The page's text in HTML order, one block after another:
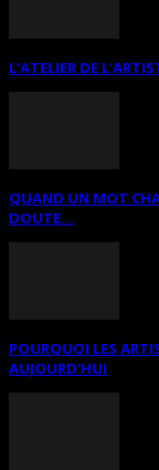
L’ATELIER DE
QUAND UN MOT
DOUTE...
POURQUOI LES
AUJOURD’HUI